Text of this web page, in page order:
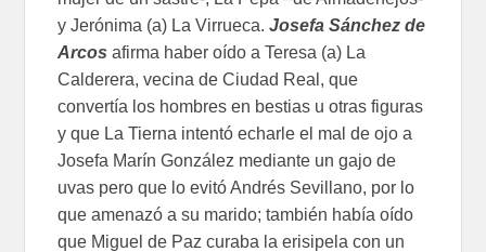
y Jerónima (a) La Virrueca.Josefa Sánchez de
Arcos afirma haber oído a Teresa (a) La
Calderera, vecina de Ciudad Real, que
convertía los hombres en bestias u otras figuras
y que La Tierna intentó echarle el mal de ojo a
Josefa Marín González mediante un gajo de
uvas pero que lo evitó Andrés Sevillano, por lo
que amenazó a su marido; también había oído
que Miguel de Paz curaba la erisipela con un